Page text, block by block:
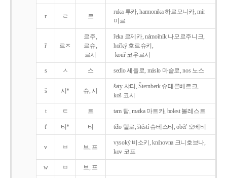
r ㄹ 르
ruka 루카, harmonika 하르모니카, mír
미르
ř 르ㅈ
르주,
르슈,
르시
řeka 르제카, námořník 나모르주니크,
hořký 호르슈키,
kouř 코우르시
s ㅅ 스 sedlo 세들로, máslo 마슬로, nos 노스
š 시* 슈, 시
šaty 샤티, Šternberk 슈테른베르크,
koš 코시
t ㅌ 트 tam 탐, matka 마트카, bolest 볼레스트
t' 티* 티 tělo 텔로, štěstí 슈테스티, obět' 오베티
v ㅂ 브, 프
vysoký 비소키, knihovna 크니호브나,
kov 코프
w ㅂ 브, 프